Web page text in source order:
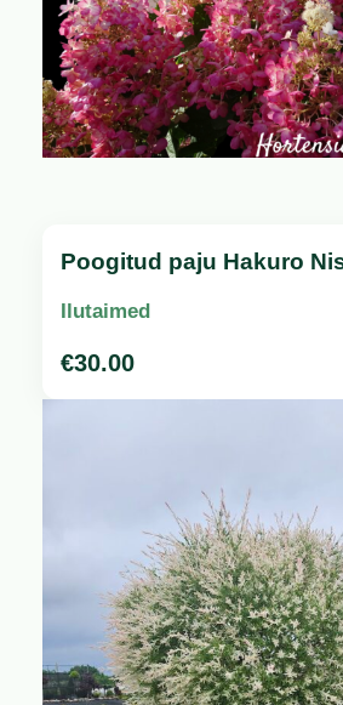
Poogitud paju Hakuro
Ilutaimed
€30.00